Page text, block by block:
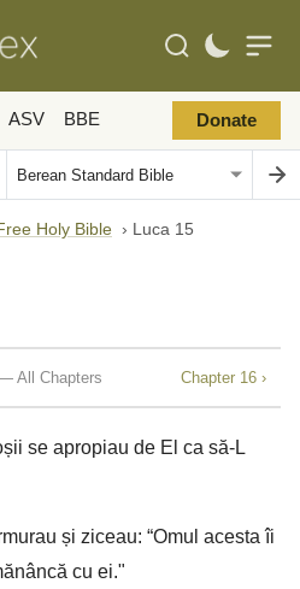
ASV BBE Donate
Holy Bible › Luca 15
All Chapters Chapter 16 ›
se apropiau de El ca să-L
și ziceau: “Omul acesta îi
cu ei."